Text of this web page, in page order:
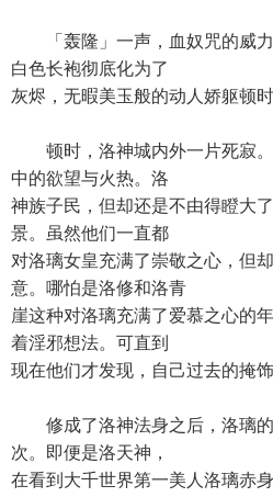
「轰隆」一声，血奴咒的威力
白色长袍彻底化为了
灰烬，无暇美玉般的动人娇躯顿
顿时，洛神城内外一片死寂。
中的欲望与火热。洛
神族子民，但却还是不由得瞪大
景。虽然他们一直都
对洛璃女皇充满了崇敬之心，但
意。哪怕是洛修和洛青
崖这种对洛璃充满了爱慕之心的
着淫邪想法。可直到
现在他们才发现，自己过去的掩饰
修成了洛神法身之后，洛璃的
次。即便是洛天神，
在看到大千世界第一美人洛璃赤